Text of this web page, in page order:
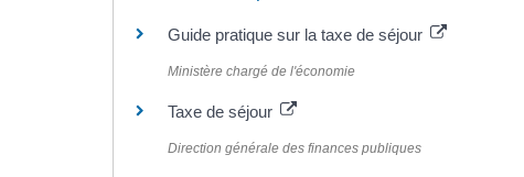
Guide pratique sur la taxe de séjour
Ministère chargé de l'économie
Taxe de séjour
Direction générale des finances publiques